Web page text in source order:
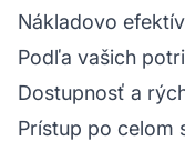
Nákladovo
Podľa vašich
Dostupnosť a
Prístup po celom